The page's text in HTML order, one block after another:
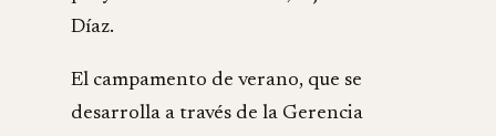
Díaz.
El campamento de verano, que se
desarrolla a través de la Gerencia